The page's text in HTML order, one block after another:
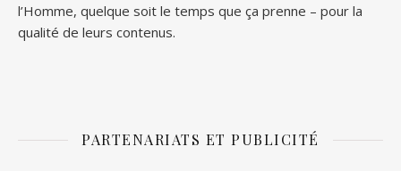
l’Homme, quelque soit le temps que ça prenne – pour la
qualité de leurs contenus.
PARTENARIATS ET PUBLICITÉ